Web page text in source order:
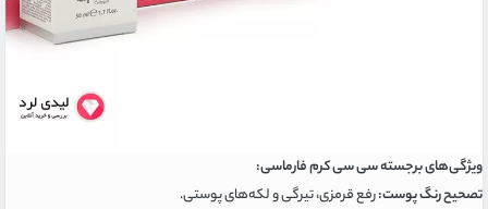
ویژگی‌های برجسته سی سی کرم فارماسی:
تصحیح رنگ پوست:رفع قرمزی، تیرگی و لکه‌های پوستی.